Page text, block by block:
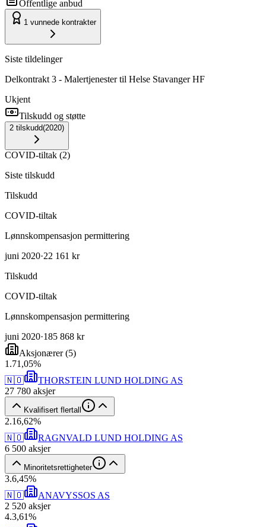
Offentlige anbud
1 vunnede kontrakter
Siste tildelinger
Delkontrakt 3 - Malertjenester til Helse Stavanger HF
Ukjent
Tilskudd og støtte
2 tilskudd(2020)
COVID-tiltak (2)
Siste tilskudd
Tilskudd
COVID-tiltak
Lønnskompensasjon permittering
juni 2020·22 161 kr
Tilskudd
COVID-tiltak
Lønnskompensasjon permittering
juni 2020·185 868 kr
Aksjonærer(5)
1 .71,05%
🇳🇴
THORSTEIN LUND HOLDING AS
27 780 aksjer
Kvalifisert flertall
2.16,62%
🇳🇴
RAGNVALD LUND HOLDING AS
6 500 aksjer
Minoritetsrettigheter
3.6,45%
🇳🇴
ANAVYSSOS AS
2 520 aksjer
4.3,61%